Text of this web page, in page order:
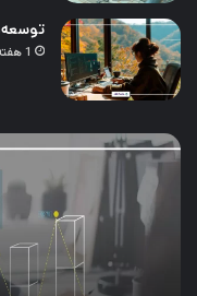
1 هفته پیش
چالش‌های
تحلیل
داده
راه‌های